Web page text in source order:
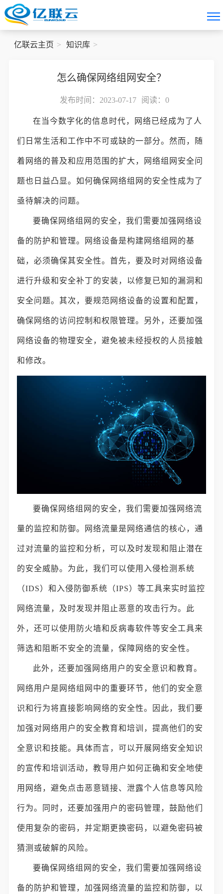
亿联云主页 知识库
怎么确保网络组网安全？
发布时间：2023-07-17 阅读： 0
在当今数字化的信息时代，网络已经成为了人
们日常生活和工作中不可或缺的一部分。然而，随
着网络的普及和应用范围的扩大，网络组网安全问
题也日益凸显。如何确保网络组网的安全性成为了
亟待解决的问题。
要确保网络组网的安全，我们需要加强网络设
备的防护和管理。网络设备是构建网络组网的基
础，必须确保其安全性。首先，要及时对网络设备
进行升级和安全补丁的安装，以修复已知的漏洞和
安全问题。其次，要规范网络设备的设置和配置，
确保网络的访问控制和权限管理。另外，还要加强
网络设备的物理安全，避免被未经授权的人员接触
和修改。
要确保网络组网的安全，我们需要加强网络流
量的监控和防御。网络流量是网络通信的核心，通
过对流量的监控和分析，可以及时发现和阻止潜在
的安全威胁。为此，我们可以使用入侵检测系统
（IDS）和入侵防御系统（IPS）等工具来实时监控
网络流量，及时发现并阻止恶意的攻击行为。此
外，还可以使用防火墙和反病毒软件等安全工具来
筛选和阻断不安全的流量，保障网络的安全性。
此外，还要加强网络用户的安全意识和教育。
网络用户是网络组网中的重要环节，他们的安全意
识和行为将直接影响网络的安全性。因此，我们要
加强对网络用户的安全教育和培训，提高他们的安
全意识和技能。具体而言，可以开展网络安全知识
的宣传和培训活动，教导用户如何正确和安全地使
用网络，避免点击恶意链接、泄露个人信息等风险
行为。同时，还要加强用户的密码管理，鼓励他们
使用复杂的密码，并定期更换密码，以避免密码被
猜测或破解的风险。
要确保网络组网的安全，我们需要加强网络设
备的防护和管理，加强网络流量的监控和防御，以